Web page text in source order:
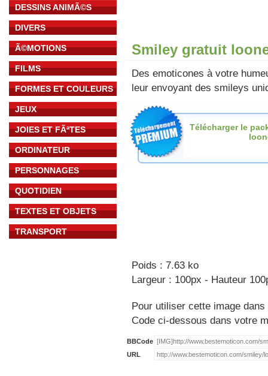
DESSINS ANIMÃ©S
DIVERS
Ã©MOTIONS
FILMS
FORMES ET COULEURS
JEUX
JOIES ET FÃªTES
ORDINATEUR
PERSONNAGES
QUOTIDIEN
TEXTES ET OBJETS
TRANSPORT
Smiley gratuit
Des emoticones à votre
leur envoyant des smileys
Télécharger le
Poids : 7.63 ko
Largeur : 100px - Hauteur
Pour utiliser cette image
Code ci-dessous dans votre
BBCode
URL